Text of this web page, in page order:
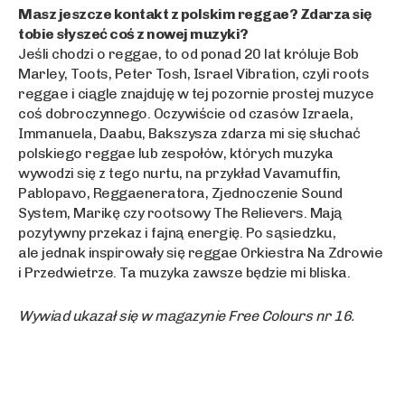
Masz jeszcze kontakt z polskim reggae? Zdarza się
tobie słyszeć coś z nowej muzyki?
Jeśli chodzi o reggae, to od ponad 20 lat króluje Bob
Marley, Toots, Peter Tosh, Israel Vibration, czyli roots
reggae i ciągle znajduję w tej pozornie prostej muzyce
coś dobroczynnego. Oczywiście od czasów Izraela,
Immanuela, Daabu, Bakszysza zdarza mi się słuchać
polskiego reggae lub zespołów, których muzyka
wywodzi się z tego nurtu, na przykład Vavamuffin,
Pablopavo, Reggaeneratora, Zjednoczenie Sound
System, Marikę czy rootsowy The Relievers. Mają
pozytywny przekaz i fajną energię. Po sąsiedzku,
ale jednak inspirowały się reggae Orkiestra Na Zdrowie
i Przedwietrze. Ta muzyka zawsze będzie mi bliska.
Wywiad ukazał się w magazynie Free Colours nr 16.